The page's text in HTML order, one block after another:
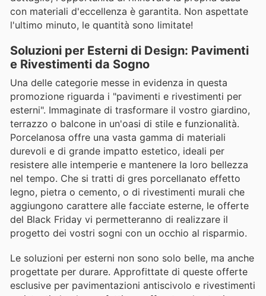
con materiali d'eccellenza è garantita. Non aspettate
l'ultimo minuto, le quantità sono limitate!
Soluzioni per Esterni di Design: Pavimenti
e Rivestimenti da Sogno
Una delle categorie messe in evidenza in questa
promozione riguarda i "pavimenti e rivestimenti per
esterni". Immaginate di trasformare il vostro giardino,
terrazzo o balcone in un'oasi di stile e funzionalità.
Porcelanosa offre una vasta gamma di materiali
durevoli e di grande impatto estetico, ideali per
resistere alle intemperie e mantenere la loro bellezza
nel tempo. Che si tratti di gres porcellanato effetto
legno, pietra o cemento, o di rivestimenti murali che
aggiungono carattere alle facciate esterne, le offerte
del Black Friday vi permetteranno di realizzare il
progetto dei vostri sogni con un occhio al risparmio.
Le soluzioni per esterni non sono solo belle, ma anche
progettate per durare. Approfittate di queste offerte
esclusive per pavimentazioni antiscivolo e rivestimenti